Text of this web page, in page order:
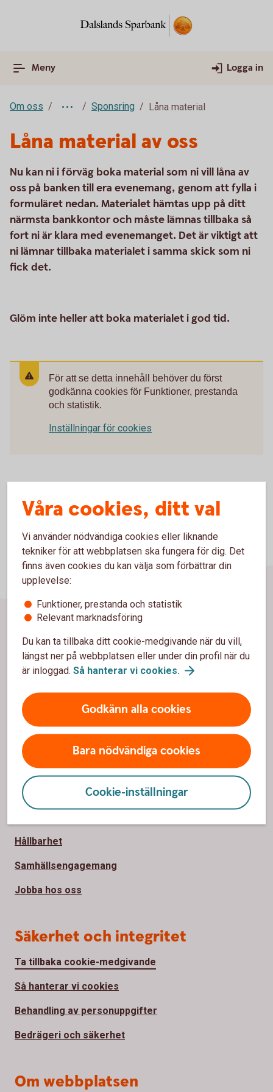
Meny Logga in
Om oss Sponsring Låna material
Låna material av oss
Nu kan ni i förväg boka material som ni vill låna av
oss på banken till era evenemang, genom att fylla i
formuläret nedan. Materialet hämtas upp på ditt
närmsta bankkontor och måste lämnas tillbaka så
fort ni är klara med evenemanget. Det är viktigt att
ni lämnar tillbaka materialet i samma skick som ni
fick det.
Glöm inte heller att boka materialet i god tid.
För att se detta innehåll behöver du först
godkänna cookies för Funktioner, prestanda
och statistik.
Inställningar för cookies
Våra cookies, ditt val
Vi använder nödvändiga cookies eller liknande
tekniker för att webbplatsen ska fungera för dig. Det
finns även cookies du kan välja som förbättrar din
upplevelse:
Funktioner, prestanda och statistik
Relevant marknadsföring
Du kan ta tillbaka ditt cookie-medgivande när du vill,
längst ner på webbplatsen eller under din profil när du
är inloggad. Så hanterar vi cookies.
Godkänn alla cookies
Bara nödvändiga cookies
Cookie-inställningar
Sidfot
Hitta snabbt
Kundservice
Spärrhjälp
Hitta bankkontor
Priser, räntor och kurser
Om oss
Hållbarhet
Samhällsengagemang
Jobba hos oss
Säkerhet och integritet
Ta tillbaka cookie-medgivande
Så hanterar vi cookies
Behandling av personuppgifter
Bedrägeri och säkerhet
Om webbplatsen